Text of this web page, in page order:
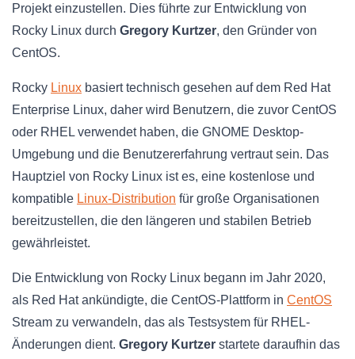
Projekt einzustellen. Dies führte zur Entwicklung von
Rocky Linux durch Gregory Kurtzer, den Gründer von
CentOS.
Rocky Linux basiert technisch gesehen auf dem Red Hat
Enterprise Linux, daher wird Benutzern, die zuvor CentOS
oder RHEL verwendet haben, die GNOME Desktop-
Umgebung und die Benutzererfahrung vertraut sein. Das
Hauptziel von Rocky Linux ist es, eine kostenlose und
kompatible Linux-Distribution für große Organisationen
bereitzustellen, die den längeren und stabilen Betrieb
gewährleistet.
Die Entwicklung von Rocky Linux begann im Jahr 2020,
als Red Hat ankündigte, die CentOS-Plattform in CentOS
Stream zu verwandeln, das als Testsystem für RHEL-
Änderungen dient. Gregory Kurtzer startete daraufhin das